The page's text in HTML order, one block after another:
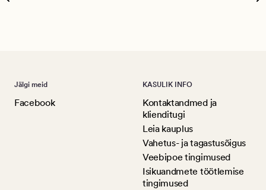
Jälgi meid
Facebook
KASULIK INFO
Kontaktandmed ja
klienditugi
Leia kauplus
Vahetus- ja tagastusõigus
Veebipoe tingimused
Isikuandmete töötlemise
tingimused